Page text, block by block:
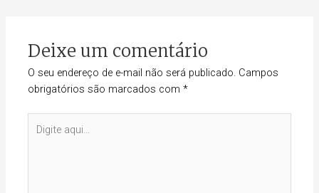
Deixe um comentário
O seu endereço de e-mail não será publicado. Campos
obrigatórios são marcados com*
aqui...